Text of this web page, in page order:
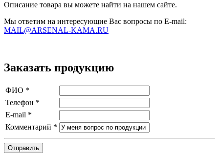
Описание товара вы можете найти на нашем сайте.
Мы ответим на интересующие Вас вопросы по E-mail:
MAIL@ARSENAL-KAMA.RU
Заказать продукцию
ФИО *
Телефон *
E-mail *
Комментарий *
Отправить